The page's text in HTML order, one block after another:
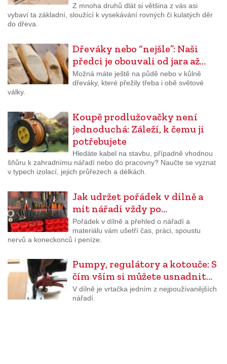
Z mnoha druhů dlát si většina z vás asi
vybaví ta základní, sloužící k vysekávání rovných či kulatých děr
do dřeva.
Dřeváky nebo “nejšle”: Naši
předci je obouvali od jara až…
Možná máte ještě na půdě nebo v kůlně
dřeváky, které přežily třeba i obě světové
války.
Koupě prodlužovačky není
jednoduchá: Záleží, k čemu ji
potřebujete
Hledáte kabel na stavbu, případně vhodnou
šňůru k zahradnímu nářadí nebo do pracovny? Naučte se vyznat
v typech izolací, jejich průřezech a délkách.
Jak udržet pořádek v dílně a
mít nářadí vždy po…
Pořádek v dílně a přehled o nářadí a
materiálu vám ušetří čas, práci, spoustu
nervů a koneckonců i peníze.
Pumpy, regulátory a kotouče: S
čím vším si můžete usnadnit…
V dílně je vrtačka jedním z nejpoužívanějších
nářadí.